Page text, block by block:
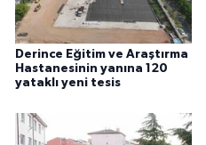
Derince Eğitim ve Araştırma
Hastanesinin yanına 120
yataklı yeni tesis